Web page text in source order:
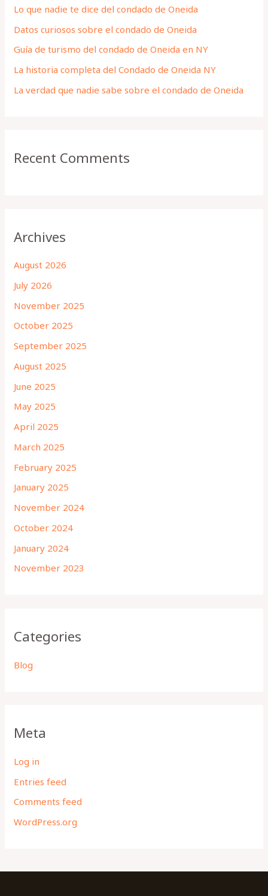
f
o
r
:
Lo que nadie te dice del condado de Oneida
Datos curiosos sobre el condado de Oneida
Guía de turismo del condado de Oneida en NY
La historia completa del Condado de Oneida NY
La verdad que nadie sabe sobre el condado de Oneida
Recent Comments
Archives
August 2026
July 2026
November 2025
October 2025
September 2025
August 2025
June 2025
May 2025
April 2025
March 2025
February 2025
January 2025
November 2024
October 2024
January 2024
November 2023
Categories
Blog
Meta
Log in
Entries feed
Comments feed
WordPress.org